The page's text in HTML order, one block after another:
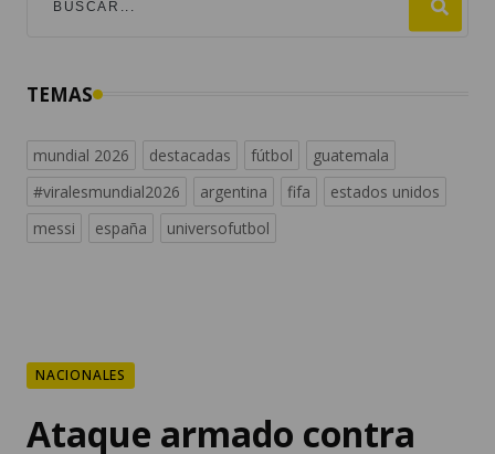
TEMAS
mundial 2026 destacadas fútbol
guatemala
#viralesmundial2026
argentina fifa
estados unidos
messi
españa universofutbol
NACIONALES
Ataque armado contra